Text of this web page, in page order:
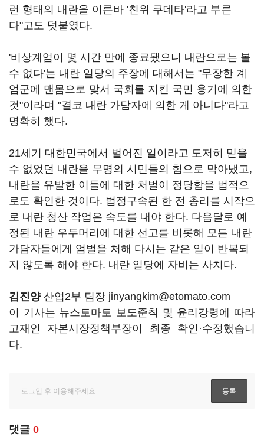
런 형태의 내란을 이른바 '친위 쿠데타'라고 부른
다"고도 덧붙였다.
'비상계엄이 몇 시간 만에 종료됐으니 내란으로는 볼
수 없다'는 내란 일당의 주장에 대해서는 "무장한 계
엄군에 맨몸으로 맞서 국회를 지킨 국민 용기에 의한
것"이라며 "결코 내란 가담자에 의한 게 아니다"라고
명확히 했다.
21세기 대한민국에서 벌어진 일이라고 도저히 믿을
수 없었던 내란을 무명의 시민들의 힘으로 막아냈고,
내란을 유발한 이들에 대한 처벌이 정당함을 법적으
로도 확인한 것이다. 법정구속된 한 전 총리를 시작으
로 내란 청산 작업은 속도를 내야 한다. 다음달로 예
정된 내란 우두머리에 대한 선고를 비롯해 모든 내란
가담자들에게 엄벌을 처해 다시는 같은 일이 반복되
지 않도록 해야 한다. 내란 일당에 자비는 사치다.
김진양산업2부 팀장 jinyangkim@etomato.com
이 기사는 뉴스토마토 보도준칙 및 윤리강령에 따라
고재인 자본시장정책부장이 최종 확인·수정했습니
다.
댓글 0